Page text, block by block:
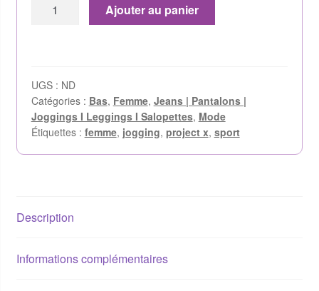
Ajouter au panier
UGS : ND
Catégories : Bas, Femme, Jeans | Pantalons |
Joggings I Leggings I Salopettes, Mode
Étiquettes : femme, jogging, project x, sport
Description
Informations complémentaires